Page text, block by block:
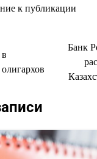
к публикации
Банк